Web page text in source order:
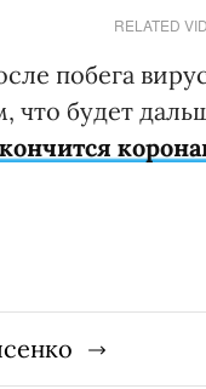
RELATED
побега
что будет